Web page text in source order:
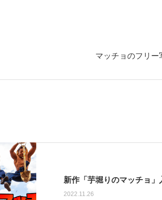
マッチョのフリー
新作「芋堀りのマッチョ」
2022.11.26